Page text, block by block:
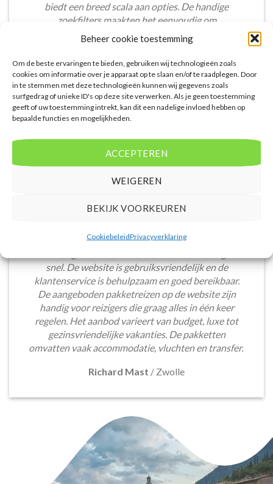
Beheer cookie toestemming
Om de beste ervaringen te bieden, gebruiken wij technologieën zoals
cookies om informatie over je apparaat op te slaan en/of te raadplegen. Door
in te stemmen met deze technologieën kunnen wij gegevens zoals
surfgedrag of unieke ID's op deze site verwerken. Als je geen toestemming
geeft of uw toestemming intrekt, kan dit een nadelige invloed hebben op
bepaalde functies en mogelijkheden.
ACCEPTEREN
WEIGEREN
BEKIJK VOORKEUREN
CookiebeleidPrivacyverklaring
biedt een breed scala aan opties. De handige
zoekfilters maakten het eenvoudig om
accommodaties te vinden die aansluiten bij mijn
Tim Beukers /Tilburg
Het boeken van een lastminute vakantie via
snel. De website is gebruiksvriendelijk en de
klantenservice is behulpzaam en goed bereikbaar.
De aangeboden pakketreizen op de website zijn
handig voor reizigers die graag alles in één keer
regelen. Het aanbod varieert van budget, luxe tot
gezinsvriendelijke vakanties. De pakketten
omvatten vaak accommodatie, vluchten en transfer.
Richard Mast / Zwolle